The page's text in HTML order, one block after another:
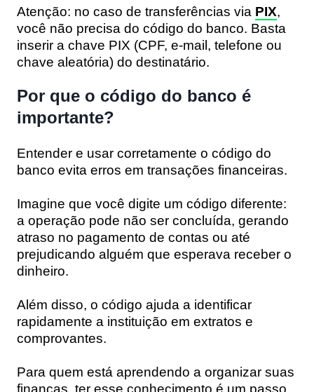
Atenção: no caso de transferências via PIX,
você não precisa do código do banco. Basta
inserir a chave PIX (CPF, e-mail, telefone ou
chave aleatória) do destinatário.
Por que o código do banco é
importante?
Entender e usar corretamente o código do
banco evita erros em transações financeiras.
Imagine que você digite um código diferente:
a operação pode não ser concluída, gerando
atraso no pagamento de contas ou até
prejudicando alguém que esperava receber o
dinheiro.
Além disso, o código ajuda a identificar
rapidamente a instituição em extratos e
comprovantes.
Para quem está aprendendo a organizar suas
finanças, ter esse conhecimento é um passo